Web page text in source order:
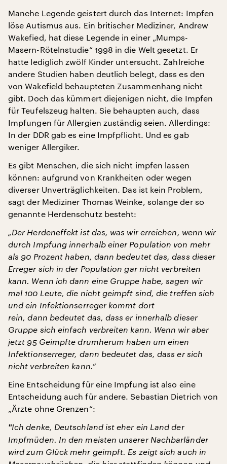
Manche Legende geistert durch das Internet: Impfen
löse Autismus aus. Ein britischer Mediziner, Andrew
Wakefied, hat diese Legende in einer „Mumps-
Masern-Rötelnstudie“ 1998 in die Welt gesetzt. Er
hatte lediglich zwölf Kinder untersucht. Zahlreiche
andere Studien haben deutlich belegt, dass es den
von Wakefield behaupteten Zusammenhang nicht
gibt. Doch das kümmert diejenigen nicht, die Impfen
für Teufelszeug halten. Sie behaupten auch, dass
Impfungen für Allergien zuständig seien. Allerdings:
In der DDR gab es eine Impfpflicht. Und es gab
weniger Allergiker.
Es gibt Menschen, die sich nicht impfen lassen
können: aufgrund von Krankheiten oder wegen
diverser Unverträglichkeiten. Das ist kein Problem,
sagt der Mediziner Thomas Weinke, solange der so
genannte Herdenschutz besteht:
„Der Herdeneffekt ist das, was wir erreichen, wenn wir
durch Impfung innerhalb einer Population von mehr
als 90 Prozent haben, dann bedeutet das, dass dieser
Erreger sich in der Population gar nicht verbreiten
kann. Wenn ich dann eine Gruppe habe, sagen wir
mal 100 Leute, die nicht geimpft sind, die treffen sich
und ein Infektionserreger kommt dort
rein, dann bedeutet das, dass er innerhalb dieser
Gruppe sich einfach verbreiten kann. Wenn wir aber
jetzt 95 Geimpfte drumherum haben um einen
Infektionserreger, dann bedeutet das, dass er sich
nicht verbreiten kann.“
Eine Entscheidung für eine Impfung ist also eine
Entscheidung auch für andere. Sebastian Dietrich von
„Ärzte ohne Grenzen“:
"Ich denke, Deutschland ist eher ein Land der
Impfmüden. In den meisten unserer Nachbarländer
wird zum Glück mehr geimpft. Es zeigt sich auch in